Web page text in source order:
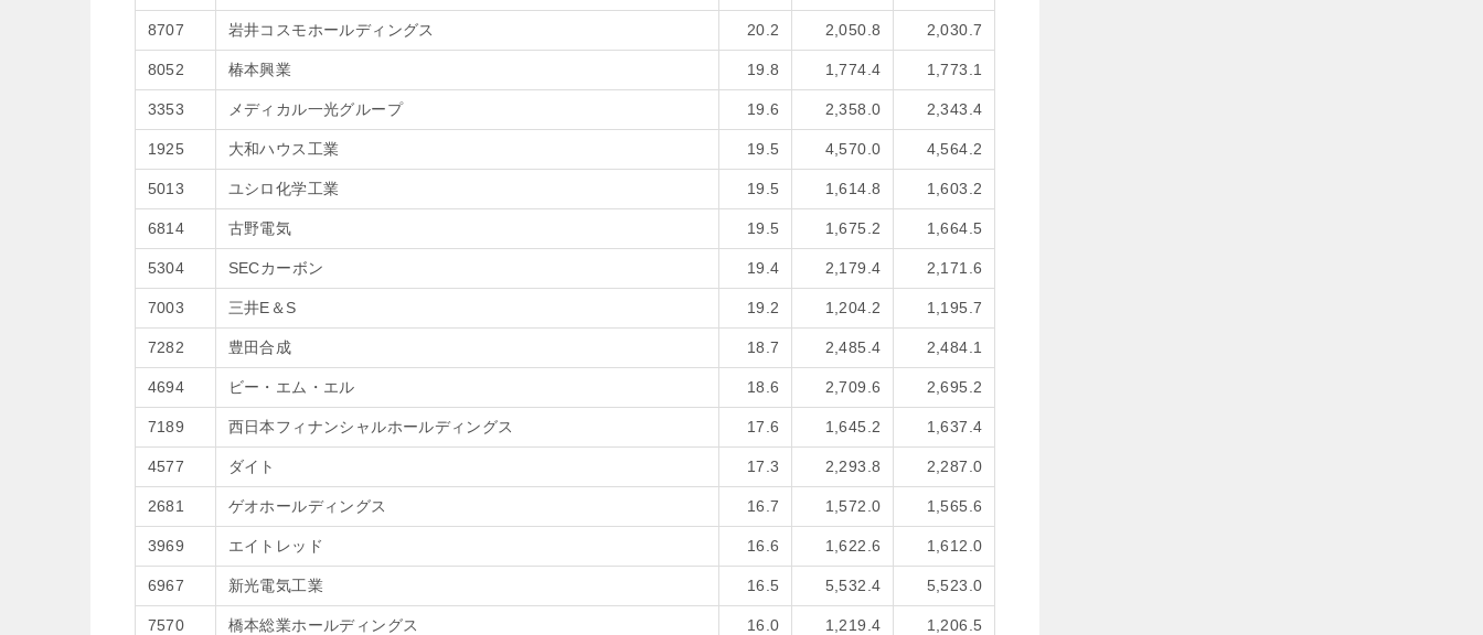
8707 岩井コスモホールディングス 20.2 2,050.8 2,030.7
8052 椿本興業 19.8 1,774.4 1,773.1
3353 メディカル一光グループ 19.6 2,358.0 2,343.4
1925 大和ハウス工業 19.5 4,570.0 4,564.2
5013 ユシロ化学工業 19.5 1,614.8 1,603.2
6814 古野電気 19.5 1,675.2 1,664.5
5304 SECカーボン 19.4 2,179.4 2,171.6
7003 三井E＆S 19.2 1,204.2 1,195.7
7282 豊田合成 18.7 2,485.4 2,484.1
4694 ビー・エム・エル 18.6 2,709.6 2,695.2
7189 西日本フィナンシャルホールディングス 17.6 1,645.2 1,637.4
4577 ダイト 17.3 2,293.8 2,287.0
2681 ゲオホールディングス 16.7 1,572.0 1,565.6
3969 エイトレッド 16.6 1,622.6 1,612.0
6967 新光電気工業 16.5 5,532.4 5,523.0
7570 橋本総業ホールディングス 16.0 1,219.4 1,206.5